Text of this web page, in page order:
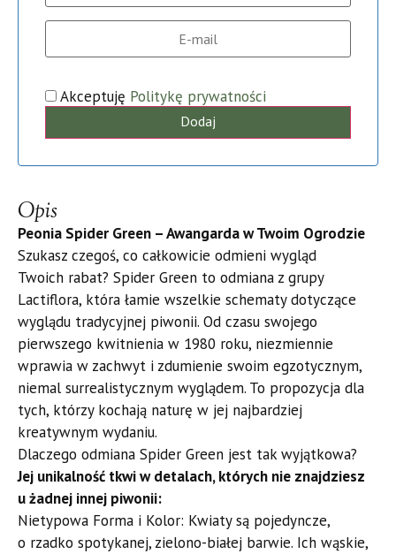
Akceptuję Politykę prywatności
Dodaj
Opis
Peonia Spider Green – Awangarda w Twoim Ogrodzie
​Szukasz czegoś, co całkowicie odmieni wygląd
Twoich rabat? Spider Green to odmiana z grupy
Lactiflora, która łamie wszelkie schematy dotyczące
wyglądu tradycyjnej piwonii. Od czasu swojego
pierwszego kwitnienia w 1980 roku, niezmiennie
wprawia w zachwyt i zdumienie swoim egzotycznym,
niemal surrealistycznym wyglądem. To propozycja dla
tych, którzy kochają naturę w jej najbardziej
kreatywnym wydaniu.
​Dlaczego odmiana Spider Green jest tak wyjątkowa?
​Jej unikalność tkwi w detalach, których nie znajdziesz
u żadnej innej piwonii:
​Nietypowa Forma i Kolor: Kwiaty są pojedyncze,
o rzadko spotykanej, zielono-białej barwie. Ich wąskie,